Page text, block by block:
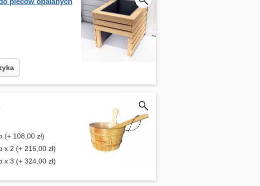
(+ 108,00 zł)
x 2 (+ 216,00 zł)
x 3 (+ 324,00 zł)